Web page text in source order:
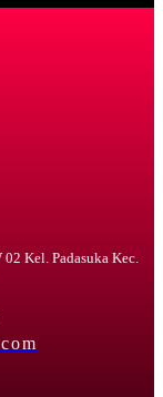
Kel. Padasuka Kec.